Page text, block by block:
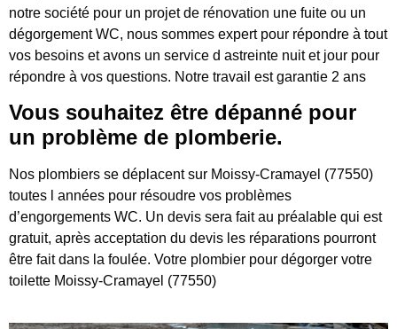
notre société pour un projet de rénovation une fuite ou un
dégorgement WC, nous sommes expert pour répondre à tout
vos besoins et avons un service d astreinte nuit et jour pour
répondre à vos questions. Notre travail est garantie 2 ans
Vous souhaitez être dépanné pour
un problème de plomberie.
Nos plombiers se déplacent sur Moissy-Cramayel (77550)
toutes l années pour résoudre vos problèmes
d’engorgements WC. Un devis sera fait au préalable qui est
gratuit, après acceptation du devis les réparations pourront
être fait dans la foulée. Votre plombier pour dégorger votre
toilette Moissy-Cramayel (77550)